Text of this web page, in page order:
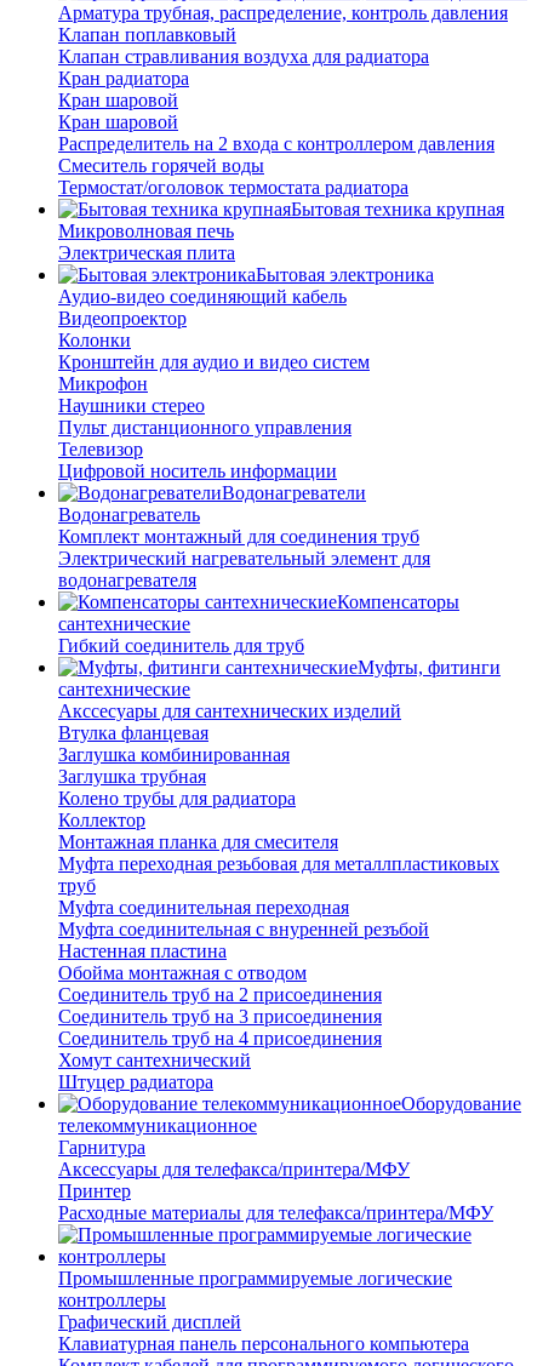
Арматура трубная, распределение, контроль давления
Клапан поплавковый
Клапан стравливания воздуха для радиатора
Кран радиатора
Кран шаровой
Кран шаровой
Распределитель на 2 входа с контроллером давления
Смеситель горячей воды
Термостат/оголовок термостата радиатора
Бытовая техника крупная
Микроволновая печь
Электрическая плита
Бытовая электроника
Аудио-видео соединяющий кабель
Видеопроектор
Колонки
Кронштейн для аудио и видео систем
Микрофон
Наушники стерео
Пульт дистанционного управления
Телевизор
Цифровой носитель информации
Водонагреватели
Водонагреватель
Комплект монтажный для соединения труб
Электрический нагревательный элемент для
водонагревателя
Компенсаторы
сантехнические
Гибкий соединитель для труб
Муфты, фитинги
сантехнические
Акссесуары для сантехнических изделий
Втулка фланцевая
Заглушка комбинированная
Заглушка трубная
Колено трубы для радиатора
Коллектор
Монтажная планка для смесителя
Муфта переходная резьбовая для металлпластиковых
труб
Муфта соединительная переходная
Муфта соединительная с внуренней резъбой
Настенная пластина
Обойма монтажная с отводом
Соединитель труб на 2 присоединения
Соединитель труб на 3 присоединения
Соединитель труб на 4 присоединения
Хомут сантехнический
Штуцер радиатора
Оборудование
телекоммуникационное
Гарнитура
Аксессуары для телефакса/принтера/МФУ
Принтер
Расходные материалы для телефакса/принтера/МФУ
Промышленные программируемые логические
контроллеры
Графический дисплей
Клавиатурная панель персонального компьютера